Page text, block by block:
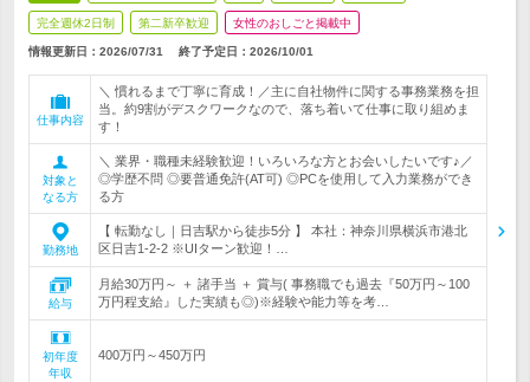
完全週休2日制 第二新卒歓迎 女性のおしごと掲載中
情報更新日：2026/07/31 終了予定日： 2026/10/01
仕事内容
＼ 慣れるまで丁寧に育成！／主に自社物件に関する事務業務を担
当。約9割がデスクワークなので、落ち着いて仕事に取り組めま
す！
対象と
なる方
＼ 業界・職種未経験歓迎！いろいろな方とお会いしたいです♪／
◎学歴不問 ◎要普通免許(AT可) ◎PCを使用して入力業務ができ
る方
勤務地
【 転勤なし｜日吉駅から徒歩5分 】 本社：神奈川県横浜市港北
区日吉1-2-2 ※UIターン歓迎！…
給与
月給30万円～ ＋ 諸手当 ＋ 賞与( 事務職でも過去『50万円～100
万円程支給』した実績も◎)※経験や能力等を考…
初年度
年収
400万円～450万円